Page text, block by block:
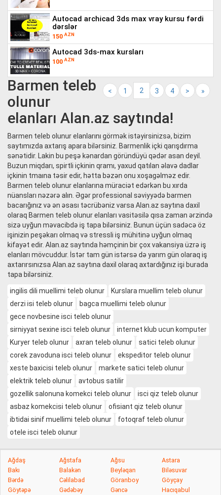
autocad archicad 3ds max vray kursu fərdi
dərslər
150 AZN
autocad 3ds-max kursları
100 AZN
< 1 2 3 4 > »
Barmen teleb
olunur
elanları Alan.az saytında!
Barmen teleb olunur elanlarını görmək istəyirsinizsə, bizim
saytımızda axtarış apara bilərsiniz. Barmenlik içki qarışdırma
sənətidir. Lakin bu peşə kənardan göründüyü qədər asan deyil.
Buzun miqdarı, spirtli içkinin qramı, yaxud qatılan əlavə dadlar
içkinin tmaına təsir edir, hətta bəzən onu xoşagəlməz edir.
Barmen teleb olunur elanlarına müraciət edərkən bu xırda
nüansları nəzərə alın. Əgər professional səviyyədə barmen
bacarığınız və ən əsası təcrübəniz varsa Alan.az saytına daxil
olaraq Barmen teleb olunur elanları vasitəsilə qısa zaman ərzində
sizə uyğun məvacibdə iş tapa bilərsiniz. Bunun üçün sadəcə öz
işinizin peşəkarı olmaq və stressli iş mühitinə uyğun olmaq
kifayət edir. Alan.az saytında həmçinin bir çox vakansiya üzrə iş
elanları mövcuddur. İstər tam gün istərsə də yarım gün olaraq iş
axtarırsınızsa Alan.az saytına daxil olaraq axtardığınız işi burada
tapa bilərsiniz.
ingilis dili muellimi teleb olunur
Kurslara muellim teleb olunur
derzi isi teleb olunur
bagca muellimi teleb olunur
gece novbesine isci teleb olunur
sirniyyat sexine isci teleb olunur
internet klub ucun komputer
Kuryer teleb olunur
axran teleb olunur
satici teleb olunur
corek zavoduna isci teleb olunur
ekspeditor teleb olunur
xeste baxicisi teleb olunur
markete satici teleb olunur
elektrik teleb olunur
avtobus satilir
gozellik salonuna komekci teleb olunur
isci qiz teleb olunur
asbaz komekcisi teleb olunur
ofisiant qiz teleb olunur
ibtidai sinif muellimi teleb olunur
fotoqraf teleb olunur
otele isci teleb olunur
Ağdaş Ağstafa Ağsu
Astara
Bakı
Balakən Beyləqan
Biləsuvar
Bərdə
Cəlilabad Göranboy
Göyçay
Göytəpə
Gədəbəy Gəncə Hacıqabul